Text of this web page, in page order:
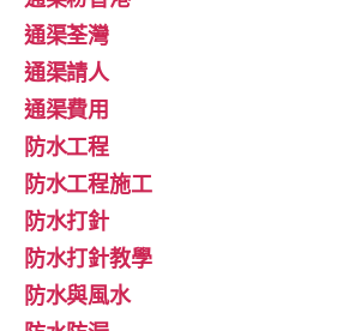
通渠荃灣
通渠請人
通渠費用
防水工程
防水工程施工
防水打針
防水打針教學
防水與風水